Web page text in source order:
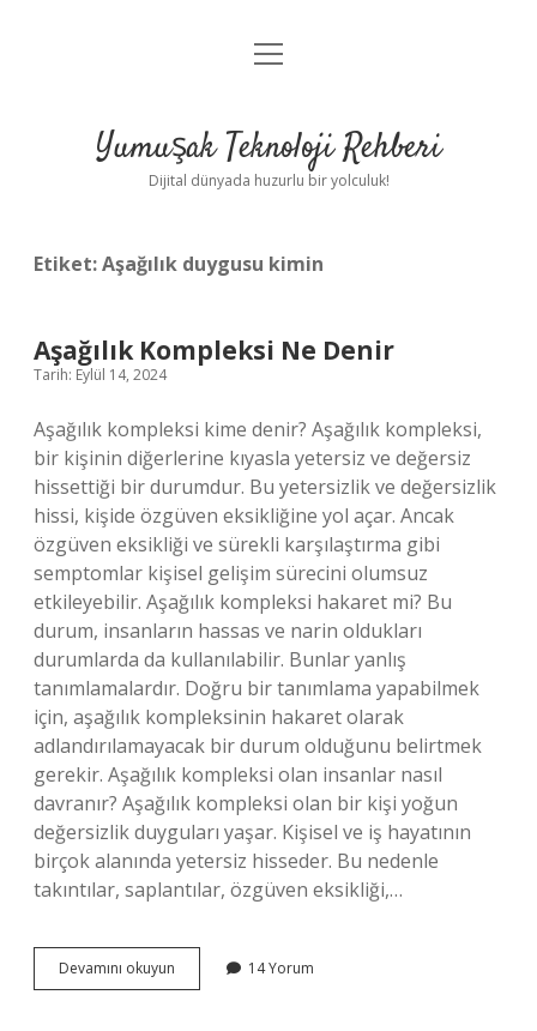
Anasayfa
Yasal Uyarı
menüyü
Yumuşak Teknoloji Rehberi
Dijital dünyada huzurlu bir yolculuk!
Etiket:Aşağılık duygusu kimin
Aşağılık Kompleksi Ne Denir
Tarih: Eylül 14, 2024
Aşağılık kompleksi kime denir? Aşağılık kompleksi,
bir kişinin diğerlerine kıyasla yetersiz ve değersiz
hissettiği bir durumdur. Bu yetersizlik ve değersizlik
hissi, kişide özgüven eksikliğine yol açar. Ancak
özgüven eksikliği ve sürekli karşılaştırma gibi
semptomlar kişisel gelişim sürecini olumsuz
etkileyebilir. Aşağılık kompleksi hakaret mi? Bu
durum, insanların hassas ve narin oldukları
durumlarda da kullanılabilir. Bunlar yanlış
tanımlamalardır. Doğru bir tanımlama yapabilmek
için, aşağılık kompleksinin hakaret olarak
adlandırılamayacak bir durum olduğunu belirtmek
gerekir. Aşağılık kompleksi olan insanlar nasıl
davranır? Aşağılık kompleksi olan bir kişi yoğun
değersizlik duyguları yaşar. Kişisel ve iş hayatının
birçok alanında yetersiz hisseder. Bu nedenle
takıntılar, saplantılar, özgüven eksikliği,…
Devamını okuyun
Kompleksi
14 Yorum